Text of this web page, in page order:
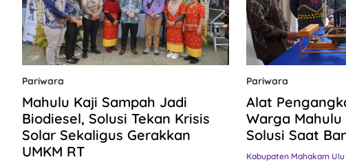
Pariwara
Mahulu Kaji Sampah Jadi
Biodiesel, Solusi Tekan Krisis
Solar Sekaligus Gerakkan
UMKM RT
Pariwara
Alat
Warga
Solusi Saat
Kabupaten Mahakam Ulu